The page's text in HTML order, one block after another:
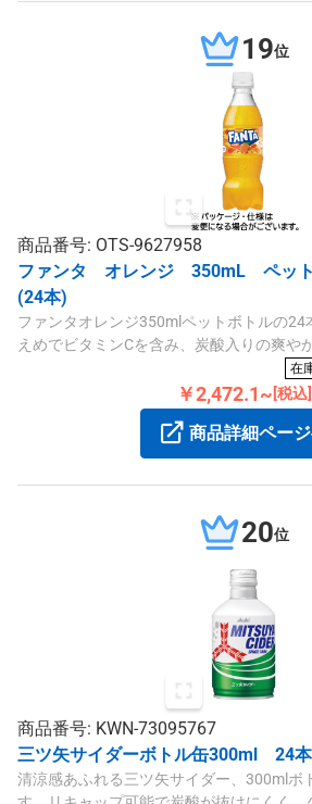
19位
商品番号: OTS-9627958
ファンタ オレンジ 350mL ペッ
(24本)
ファンタオレンジ350mlペットボトルの24
えめでビタミンCを含み、炭酸入りの爽や
在
￥2,472.1~ [税込]
商品詳細ペー
20位
商品番号: KWN-73095767
三ツ矢サイダーボトル缶300ml 24本
清涼感あふれる三ツ矢サイダー、300mlボ